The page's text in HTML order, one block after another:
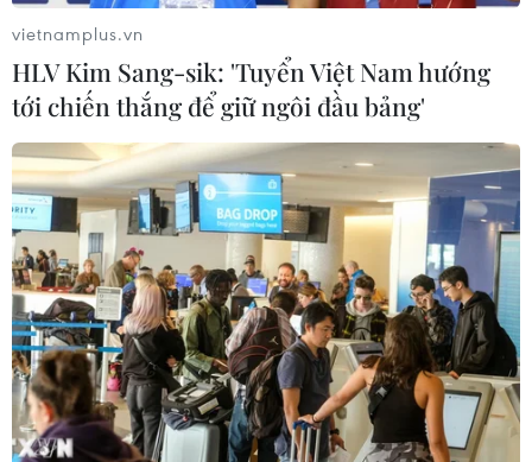
CƠ QUAN CHỦ QUẢN: THÔNG TẤN XÃ VIỆT NAM
Tổng Biên tập: TRẦN TIẾN DUẨN
Phó Tổng Biên tập: NGUYỄN THỊ TÁM, KHÚC THANH
THỦY
Sở hữu trí tuệ
Quy định sử dụng
RSS
Hỗ trợ
Ngôn ngữ
TTXVN
Dịch vụ tin
Quảng cáo
Liên hệ
vietnamplus.vn
HLV Kim Sang-sik: 'Tuyển Việt Nam hướng
tới chiến thắng để giữ ngôi đầu bảng'